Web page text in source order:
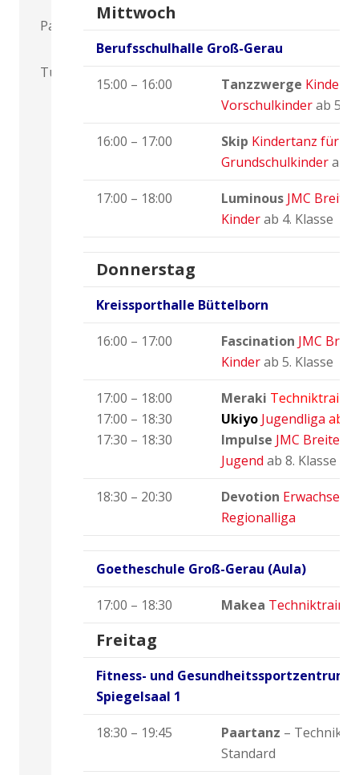
Paartanz
Turnierpaare
Mittwoch
Berufsschulhalle Groß-Gerau
15:00 – 16:00 Tanzzwerge
Vorschulkinderab 5
16:00 – 17:00 Skip Kindertanz für
Grundschulkinderab
17:00 – 18:00 Luminous JMC
Kinderab 4. Klasse
Donnerstag
Kreissporthalle Büttelborn
16:00 – 17:00 Fascination JMC
Kinderab 5. Klasse
17:00 – 18:00
17:00 – 18:30
17:30 – 18:30
Meraki
Ukiyo Jugendliga ab
Impulse JMC
Jugend ab 8. Klasse
18:30 – 20:30 Devotion Erwachsene
Regionalliga
Goetheschule Groß-Gerau (Aula)
17:00 – 18:30 Makea
Freitag
Fitness- und Gesundheitssportzentrum –
Spiegelsaal 1
18:30 – 19:45 Paartanz –
Standard